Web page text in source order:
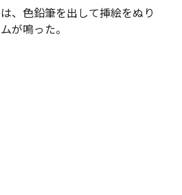
、色鉛筆を出して挿絵をぬり
が鳴った。